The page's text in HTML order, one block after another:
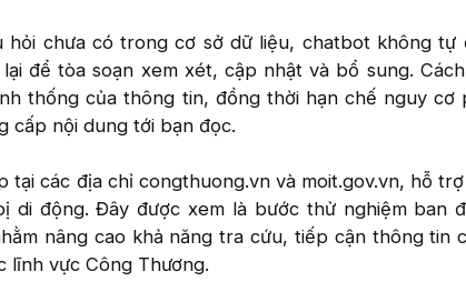
hỏi chưa có trong cơ sở dữ liệu, chatbot không tự
để tòa soạn xem xét, cập nhật và bổ sung.
thống của thông tin, đồng thời hạn chế nguy cơ
cấp nội dung tới bạn đọc.
tại các địa chỉ congthuong.vn và moit.gov.vn, hỗ
di động. Đây được xem là bước thử nghiệm ban
nâng cao khả năng tra cứu, tiếp cận thông tin
lĩnh vực Công Thương.